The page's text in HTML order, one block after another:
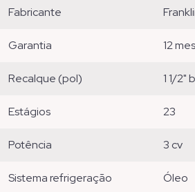
fabricante
garantia 12
recalque (pol) 1 1/2"
estágios 23
potência 3 cv
sistema refrigeração óleo